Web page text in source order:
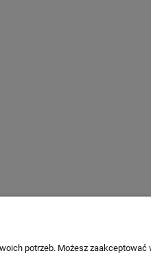
KLIENTA
potrzeb. Możesz